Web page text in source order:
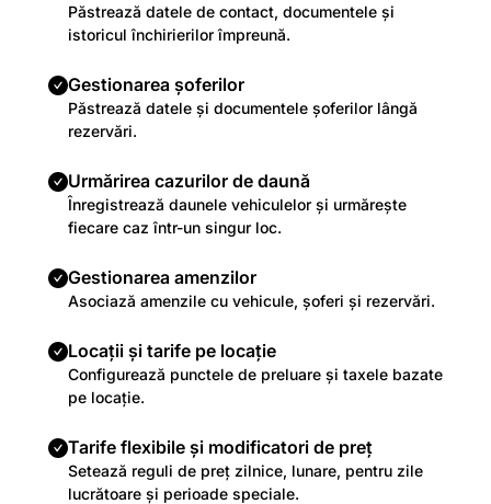
Păstrează datele de contact, documentele și
istoricul închirierilor împreună.
Gestionarea șoferilor
Păstrează datele și documentele șoferilor lângă
rezervări.
Urmărirea cazurilor de daună
Înregistrează daunele vehiculelor și urmărește
fiecare caz într-un singur loc.
Gestionarea amenzilor
Asociază amenzile cu vehicule, șoferi și rezervări.
Locații și tarife pe locație
Configurează punctele de preluare și taxele bazate
pe locație.
Tarife flexibile și modificatori de preț
Setează reguli de preț zilnice, lunare, pentru zile
lucrătoare și perioade speciale.